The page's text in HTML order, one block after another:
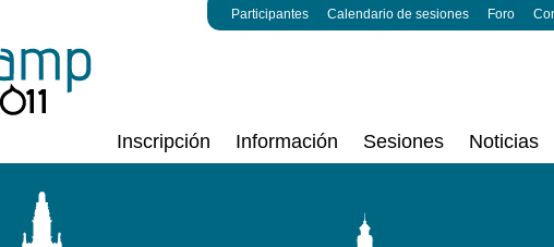
Participantes Calendario de sesiones Foro
Inscripción Información Sesiones Noticias